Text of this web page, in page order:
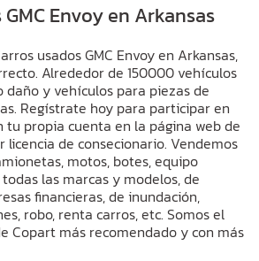
Envoy en Arkansas
usados GMC Envoy en Arkansas,
Alrededor de 150000 vehículos
daño y vehículos para piezas de
Regístrate hoy para participar en
tu propia cuenta en la página web de
licencia de consecionario. Vendemos
motos, botes, equipo
las marcas y modelos, de
financieras, de inundación,
robo, renta carros, etc. Somos el
Copart más recomendado y con más